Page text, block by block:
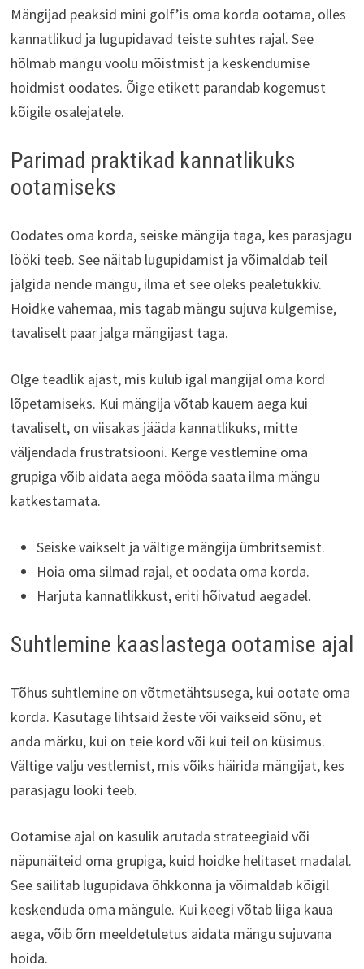
Mängijad peaksid mini golf’is oma korda ootama, olles
kannatlikud ja lugupidavad teiste suhtes rajal. See
hõlmab mängu voolu mõistmist ja keskendumise
hoidmist oodates. Õige etikett parandab kogemust
kõigile osalejatele.
Parimad praktikad kannatlikuks
ootamiseks
Oodates oma korda, seiske mängija taga, kes parasjagu
lööki teeb. See näitab lugupidamist ja võimaldab teil
jälgida nende mängu, ilma et see oleks pealetükkiv.
Hoidke vahemaa, mis tagab mängu sujuva kulgemise,
tavaliselt paar jalga mängijast taga.
Olge teadlik ajast, mis kulub igal mängijal oma kord
lõpetamiseks. Kui mängija võtab kauem aega kui
tavaliselt, on viisakas jääda kannatlikuks, mitte
väljendada frustratsiooni. Kerge vestlemine oma
grupiga võib aidata aega mööda saata ilma mängu
katkestamata.
Seiske vaikselt ja vältige mängija ümbritsemist.
Hoia oma silmad rajal, et oodata oma korda.
Harjuta kannatlikkust, eriti hõivatud aegadel.
Suhtlemine kaaslastega ootamise ajal
Tõhus suhtlemine on võtmetähtsusega, kui ootate oma
korda. Kasutage lihtsaid žeste või vaikseid sõnu, et
anda märku, kui on teie kord või kui teil on küsimus.
Vältige valju vestlemist, mis võiks häirida mängijat, kes
parasjagu lööki teeb.
Ootamise ajal on kasulik arutada strateegiaid või
näpunäiteid oma grupiga, kuid hoidke helitaset madalal.
See säilitab lugupidava õhkkonna ja võimaldab kõigil
keskenduda oma mängule. Kui keegi võtab liiga kaua
aega, võib õrn meeldetuletus aidata mängu sujuvana
hoida.